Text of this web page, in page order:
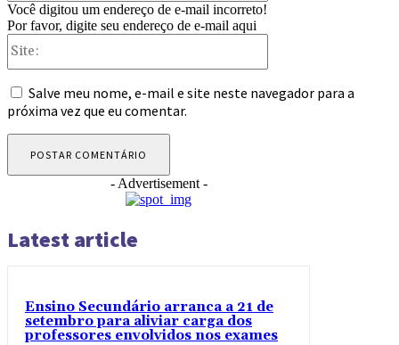
Você digitou um endereço de e-mail incorreto!
Por favor, digite seu endereço de e-mail aqui
Salve meu nome, e-mail e site neste navegador para a
próxima vez que eu comentar.
- Advertisement -
Latest article
Ensino Secundário arranca a 21 de
setembro para aliviar carga dos
professores envolvidos nos exames